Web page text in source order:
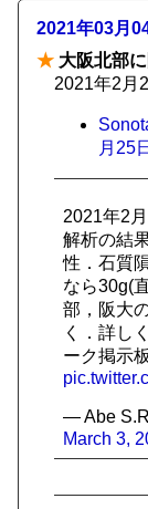
2021年03月
★ 大阪北部
2021年2月
月25
2021年2
解析の結
性．石質
なら30g(
部，阪大
く．詳し
ーク掲示
— Abe
March 3,